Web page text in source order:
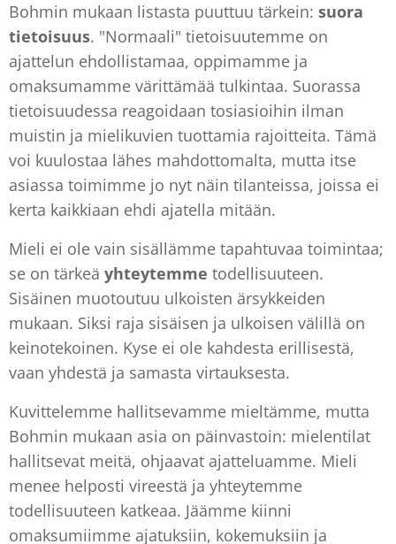
Bohmin mukaan listasta puuttuu tärkein: suora
tietoisuus. "Normaali" tietoisuutemme on
ajattelun ehdollistamaa, oppimamme ja
omaksumamme värittämää tulkintaa. Suorassa
tietoisuudessa reagoidaan tosiasioihin ilman
muistin ja mielikuvien tuottamia rajoitteita. Tämä
voi kuulostaa lähes mahdottomalta, mutta itse
asiassa toimimme jo nyt näin tilanteissa, joissa ei
kerta kaikkiaan ehdi ajatella mitään.
Mieli ei ole vain sisällämme tapahtuvaa toimintaa;
se on tärkeä yhteytemme todellisuuteen.
Sisäinen muotoutuu ulkoisten ärsykkeiden
mukaan. Siksi raja sisäisen ja ulkoisen välillä on
keinotekoinen. Kyse ei ole kahdesta erillisestä,
vaan yhdestä ja samasta virtauksesta.
Kuvittelemme hallitsevamme mieltämme, mutta
Bohmin mukaan asia on päinvastoin: mielentilat
hallitsevat meitä, ohjaavat ajatteluamme. Mieli
menee helposti vireestä ja yhteytemme
todellisuuteen katkeaa. Jäämme kiinni
omaksumiimme ajatuksiin, kokemuksiin ja